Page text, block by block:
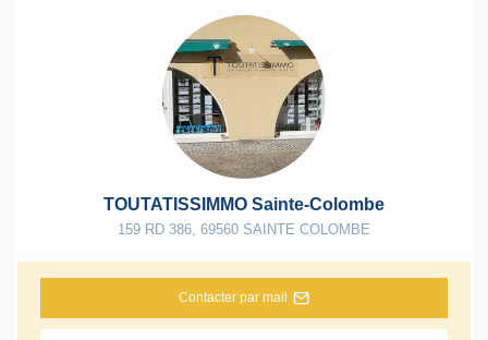
TOUTATISSIMMO Sainte-Colombe
159 RD 386 69560 SAINTE COLOMBE
Contacter par mail